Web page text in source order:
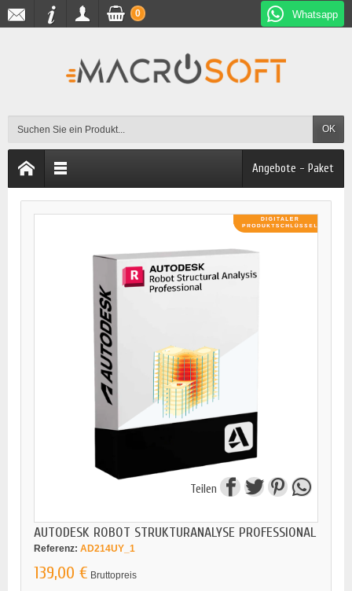
Whatsapp
OK
0
Angebote - Paket
Teilen
AUTODESK ROBOT STRUKTURANALYSE PROFESSIONAL
Referenz: AD214UY_1
139,00 € Bruttopreis